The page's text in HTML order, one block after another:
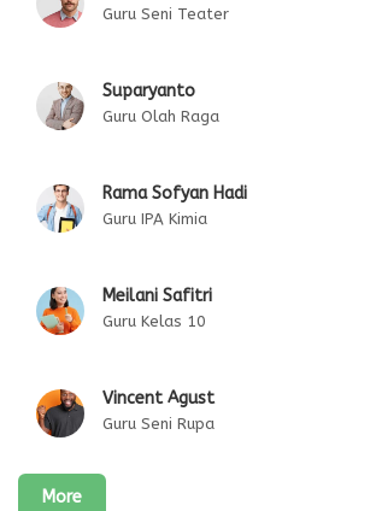
Guru Seni Teater
Suparyanto
Guru Olah Raga
Rama Sofyan Hadi
Guru IPA Kimia
Meilani Safitri
Guru Kelas 10
Vincent Agust
Guru Seni Rupa
More